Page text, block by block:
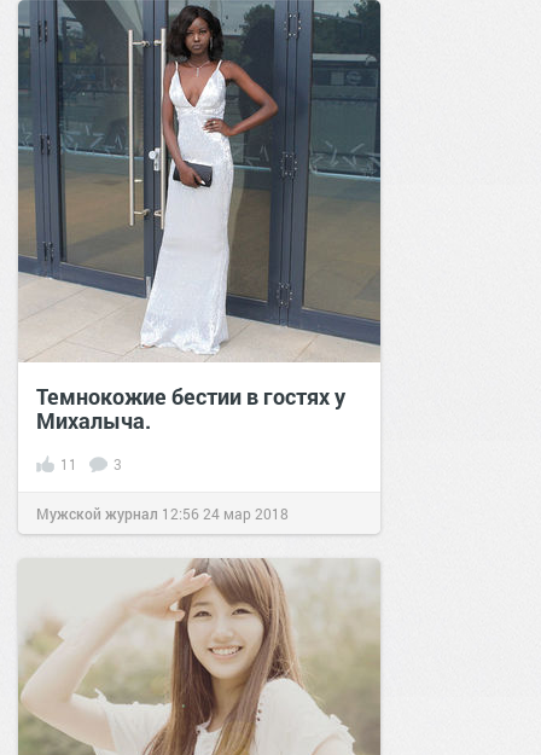
Темнокожие бестии в гостях у
Михалыча.
11 3
Мужской журнал 12:56 24 мар 2018